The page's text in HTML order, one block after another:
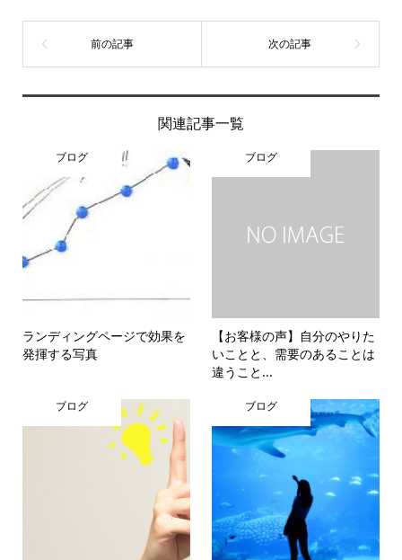
関連記事一覧
ブログ
ランディングページで効果を
発揮する写真
ブログ
【お客様の声】自分のやりた
いことと、需要のあることは
違うこと...
ブログ ブログ